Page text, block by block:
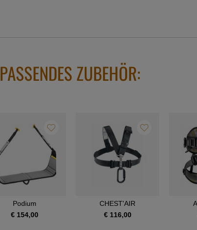
PASSENDES ZUBEHÖR:
Podium
€ 154,00
CHEST'AIR
€ 116,00